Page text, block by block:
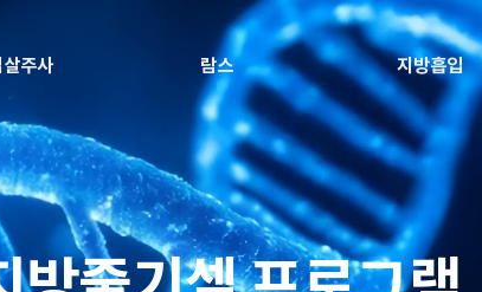
주사 람스 지방흡입